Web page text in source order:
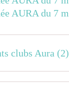
clubs Aura (2)